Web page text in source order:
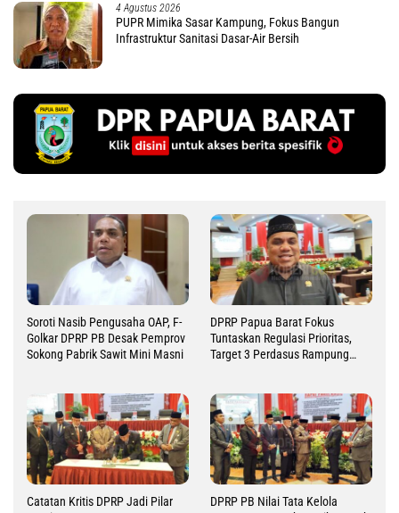
4 Agustus 2026
PUPR Mimika Sasar Kampung, Fokus Bangun
Infrastruktur Sanitasi Dasar-Air Bersih
Soroti Nasib Pengusaha OAP, F-
Golkar DPRP PB Desak Pemprov
Sokong Pabrik Sawit Mini Masni
DPRP Papua Barat Fokus
Tuntaskan Regulasi Prioritas,
Target 3 Perdasus Rampung
Catatan Kritis DPRP Jadi Pilar
DPRP PB Nilai Tata Kelola